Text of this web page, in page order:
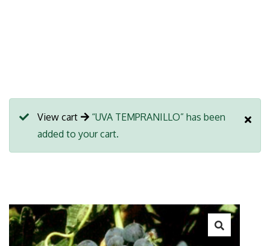
View cart
“UVA TEMPRANILLO” has been
added to your cart.